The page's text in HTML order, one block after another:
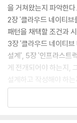
[9장] 클라우드 네이티
변화를 위해 집중할 분야
사람
아키텍처
카오스 관리
애플리케이션
정리
때문에 분명히 주의를
어려운 걸까? 인프라스
을 안겨주었기 때문이
들은 구현자와 엔지니
인프라 확장과 새로운
엔지니어가 해법을 찾
상조하는 공동체의 에
올바르게 관리된다면,
전이 내일과 동일하지
을 거쳐왔는지 파악한다.
2장 '클라우드 네이티브
패턴을 채택할 조건과
3장 '클라우드 네이티
설계', 5장 '인프라스트
게 전개되어야 하는지,
설계하고 작성해야 하는
6장 '클라우드 네이티
안정적인 인프라스트